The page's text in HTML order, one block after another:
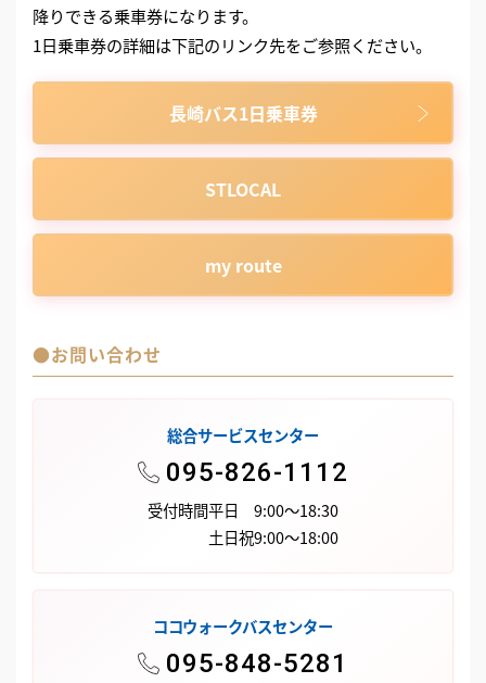
降りできる乗車券になります。
1日乗車券の詳細は下記のリンク先をご参照ください。
長崎バス1日乗車券
STLOCAL
my route
●お問い合わせ
総合サービスセンター
095-826-1112
受付時間平日 9:00～18:30
土日祝9:00～18:00
ココウォークバスセンター
095-848-5281